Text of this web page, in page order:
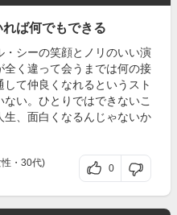
ば何でもできる
・シーの笑顔とノリのいい演
く違って会うまでは何の接
て仲良くなれるというスト
い。ひとりではできないこ
生、面白くなるんじゃないか
性・30代)
0